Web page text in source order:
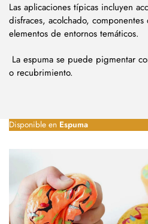
Las aplicaciones típicas incluyen
disfraces, acolchado,
elementos de entornos temáticos.
La espuma se puede pigmentar
o recubrimiento.
Disponible en Espuma